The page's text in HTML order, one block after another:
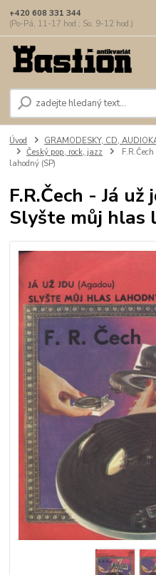
+420 608 331 344
(Po-Pá, 11-17 hod.; So, 9-12 hod.)
Úvod GRAMODESKY, CD,
Český pop, rock, jazz
lahodný (SP)
F.R.Čech - Já
Slyšte můj hlas